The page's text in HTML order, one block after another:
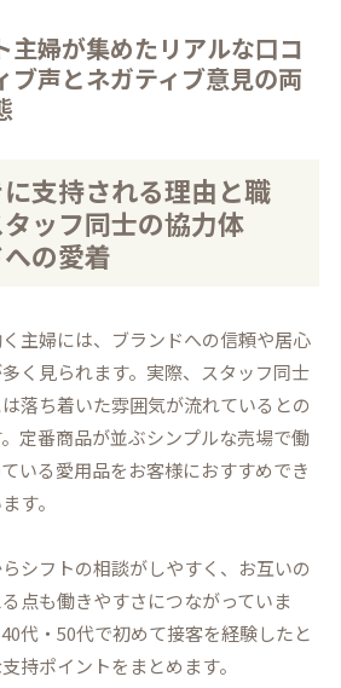
主婦が集めたリアルな口コ
ブ声とネガティブ意見の両
支持される理由と職
ッフ同士の協力体
の愛着
主婦には、ブランドへの信頼や居心
く見られます。実際、スタッフ同士
落ち着いた雰囲気が流れているとの
定番商品が並ぶシンプルな売場で働
いる愛用品をお客様におすすめでき
す。
シフトの相談がしやすく、お互いの
点も働きやすさにつながっていま
代・50代で初めて接客を経験したと
持ポイントをまとめます。